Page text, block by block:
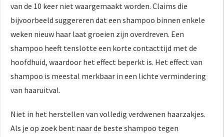
van de 10 keer niet waargemaakt worden. Claims die
bijvoorbeeld suggereren dat een shampoo binnen enkele
weken nieuw haar laat groeien zijn overdreven. Een
shampoo heeft tenslotte een korte contacttijd met de
hoofdhuid, waardoor het effect beperkt is. Het effect van
shampoo is meestal merkbaar in een lichte vermindering
van haaruitval.
Niet in het herstellen van volledig verdwenen haarzakjes.
Als je op zoek bent naar de beste shampoo tegen
van